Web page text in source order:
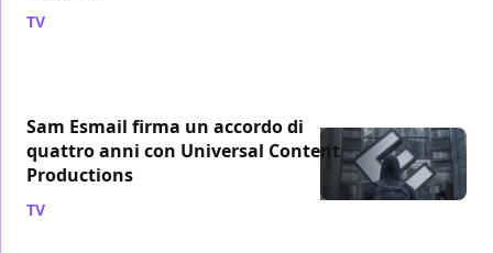
TV
Sam Esmail firma un accordo di
quattro anni con Universal Content
Productions
TV